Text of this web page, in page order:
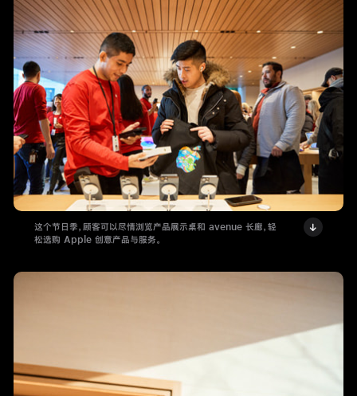
这个节日季，顾客可以尽情浏览产品展示桌和 avenue 长廊，轻
松选购 Apple 创意产品与服务。